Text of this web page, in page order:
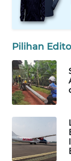
Pilihan
TAMBANG
NEWS
SITUNGIR
SIDIKALANG
NEWS
SIBARAGAS
METRO